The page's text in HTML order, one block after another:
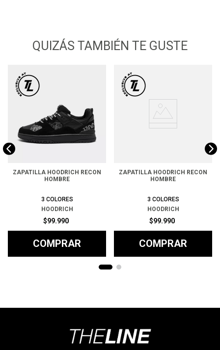
QUIZÁS TAMBIÉN TE GUSTE
ZAPATILLA HOODRICH RECON
HOMBRE
3 COLORES
HOODRICH
$99.990
COMPRAR
ZAPATILLA HOODRICH RECON
HOMBRE
3 COLORES
HOODRICH
$99.990
COMPRAR